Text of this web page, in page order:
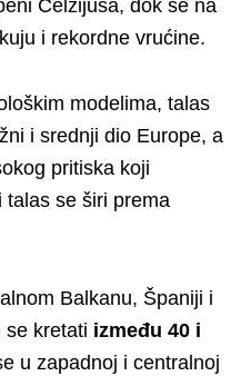
Celzijusa, dok se na
i rekordne vrućine.
modelima, talas
i srednji dio Europe, a
pritiska koji
talas se širi prema
Balkanu, Španiji i
se kretati između 40 i
u zapadnoj i centralnoj